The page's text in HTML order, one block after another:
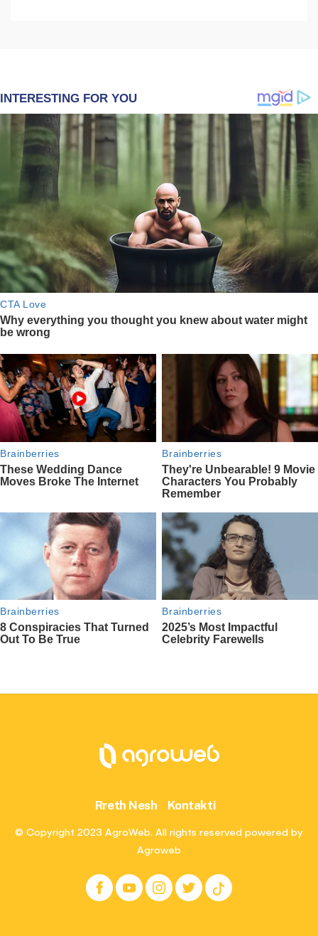
Rreth Nesh Kontakti
© Copyright 2023 AgroWeb. All rights reserved powered by
Agroweb